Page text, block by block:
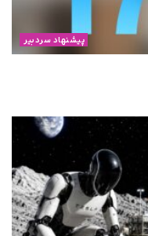
پیشنهاد سردبیر